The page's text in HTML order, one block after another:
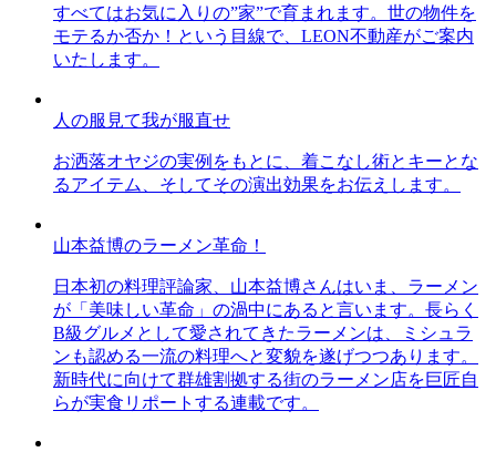
すべてはお気に入りの”家”で育まれます。世の物件を
モテるか否か！という目線で、LEON不動産がご案内
いたします。
人の服見て我が服直せ
お洒落オヤジの実例をもとに、着こなし術とキーとな
るアイテム、そしてその演出効果をお伝えします。
山本益博のラーメン革命！
日本初の料理評論家、山本益博さんはいま、ラーメン
が「美味しい革命」の渦中にあると言います。長らく
B級グルメとして愛されてきたラーメンは、ミシュラ
ンも認める一流の料理へと変貌を遂げつつあります。
新時代に向けて群雄割拠する街のラーメン店を巨匠自
らが実食リポートする連載です。